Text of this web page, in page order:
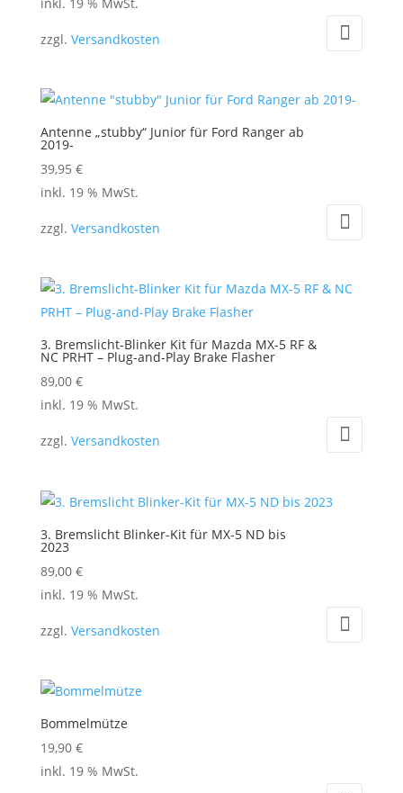
zzgl. Versandkosten
Antenne „stubby“ Junior für Ford Ranger ab
2019-
39,95 €
inkl. 19 % MwSt.
zzgl. Versandkosten
3. Bremslicht-Blinker Kit für Mazda MX-5 RF &
NC PRHT – Plug-and-Play Brake Flasher
89,00 €
inkl. 19 % MwSt.
zzgl. Versandkosten
3. Bremslicht Blinker-Kit für MX-5 ND bis
2023
89,00 €
inkl. 19 % MwSt.
zzgl. Versandkosten
Bommelmütze
19,90 €
inkl. 19 % MwSt.